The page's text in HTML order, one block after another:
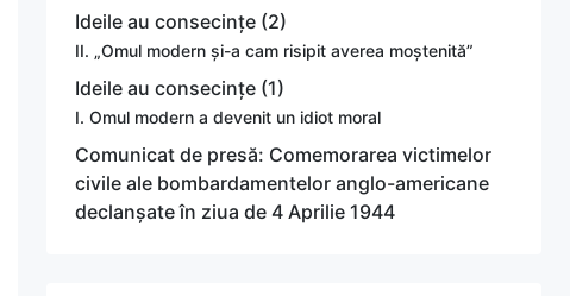
Ideile au consecințe (2)
II. „Omul modern și-a cam risipit averea moștenită”
Ideile au consecințe (1)
I. Omul modern a devenit un idiot moral
Comunicat de presă: Comemorarea victimelor
civile ale bombardamentelor anglo-americane
declanșate în ziua de 4 Aprilie 1944